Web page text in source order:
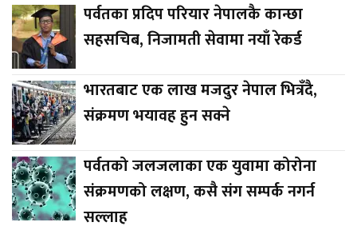
पर्वतका प्रदिप परियार नेपालकै कान्छा
सहसचिब, निजामती सेवामा नयाँ रेकर्ड
भारतबाट एक लाख मजदुर नेपाल भित्रँदै,
संक्रमण भयावह हुन सक्ने
पर्वतको जलजलाका एक युवामा कोरोना
संक्रमणको लक्षण, कसै संग सम्पर्क नगर्न
सल्लाह